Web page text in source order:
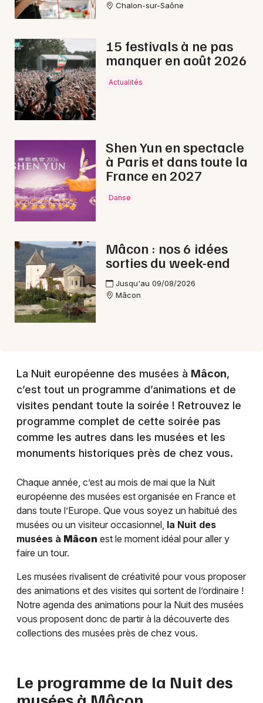
Newsletter des sorties
Artistes en tournée
Actus à Mâcon
Magazine à Mâcon
Choisir mes départements
Mon email
Chalon-sur-Saône
15 festivals à ne pas
manquer en août 2026
Actualités
Shen Yun en spectacle
à Paris et dans toute la
France en 2027
Danse
Mâcon : nos 6 idées
sorties du week-end
Jusqu'au 09/08/2026
Mâcon
La Nuit européenne des musées à Mâcon,
c’est tout un programme d’animations et de
visites pendant toute la soirée ! Retrouvez le
programme complet de cette soirée pas
comme les autres dans les musées et les
monuments historiques près de chez vous.
Chaque année, c’est au mois de mai que la Nuit
européenne des musées est organisée en France et
dans toute l’Europe. Que vous soyez un habitué des
musées ou un visiteur occasionnel, la Nuit des
musées à Mâcon est le moment idéal pour aller y
faire un tour.
Les musées rivalisent de créativité pour vous proposer
des animations et des visites qui sortent de l’ordinaire !
Notre agenda des animations pour la Nuit des musées
vous proposent donc de partir à la découverte des
collections des musées près de chez vous.
Le programme de la Nuit des